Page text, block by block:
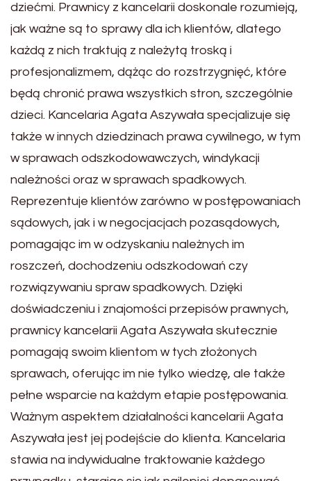
dziećmi. Prawnicy z kancelarii doskonale rozumieją,
jak ważne są to sprawy dla ich klientów, dlatego
każdą z nich traktują z należytą troską i
profesjonalizmem, dążąc do rozstrzygnięć, które
będą chronić prawa wszystkich stron, szczególnie
dzieci. Kancelaria Agata Aszywała specjalizuje się
także w innych dziedzinach prawa cywilnego, w tym
w sprawach odszkodowawczych, windykacji
należności oraz w sprawach spadkowych.
Reprezentuje klientów zarówno w postępowaniach
sądowych, jak i w negocjacjach pozasądowych,
pomagając im w odzyskaniu należnych im
roszczeń, dochodzeniu odszkodowań czy
rozwiązywaniu spraw spadkowych. Dzięki
doświadczeniu i znajomości przepisów prawnych,
prawnicy kancelarii Agata Aszywała skutecznie
pomagają swoim klientom w tych złożonych
sprawach, oferując im nie tylko wiedzę, ale także
pełne wsparcie na każdym etapie postępowania.
Ważnym aspektem działalności kancelarii Agata
Aszywała jest jej podejście do klienta. Kancelaria
stawia na indywidualne traktowanie każdego